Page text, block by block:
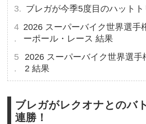
ブレガが今季5度目のハットト
2026 スーパーバイク世界選手
ーポール・レース 結果
2026 スーパーバイク世界選手
2 結果
ブレガがレクオナとのバ
連勝！